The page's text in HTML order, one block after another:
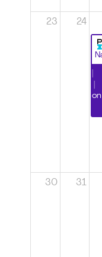
23 24
Certification
30 31